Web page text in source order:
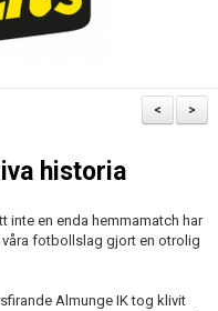
>
<
historia
inte en enda hemmamatch har
våra fotbollslag gjort en otrolig
Almunge IK tog klivit